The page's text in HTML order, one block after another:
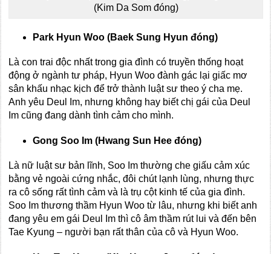
(Kim Da Som đóng)
Park Hyun Woo (Baek Sung Hyun đóng)
Là con trai độc nhất trong gia đình có truyền thống hoạt
động ở ngành tư pháp, Hyun Woo đành gác lại giấc mơ
sân khấu nhạc kịch để trở thành luật sư theo ý cha mẹ.
Anh yêu Deul Im, nhưng không hay biết chị gái của Deul
Im cũng đang dành tình cảm cho mình.
Gong Soo Im (Hwang Sun Hee đóng)
Là nữ luật sư bản lĩnh, Soo Im thường che giấu cảm xúc
bằng vẻ ngoài cứng nhắc, đôi chút lạnh lùng, nhưng thực
ra cô sống rất tình cảm và là trụ cột kinh tế của gia đình.
Soo Im thương thầm Hyun Woo từ lâu, nhưng khi biết anh
đang yêu em gái Deul Im thì cô âm thầm rút lui và đến bên
Tae Kyung – người bạn rất thân của cô và Hyun Woo.